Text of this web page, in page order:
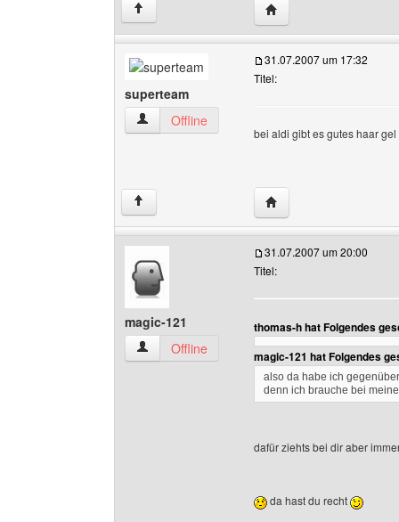
↑ Website dieses
superteam
superteam Benutzer-Profile anzeigen
Offline
31.07.2007 um 17:32
Titel:
bei aldi gibt es gutes haar
↑ Website dieses
magic-121
magic-121 Benutzer-Profile anzeigen
Offline
31.07.2007 um 20:00
Titel:
thomas-h hat Folgendes
magic-121 hat Folgendes
also da habe ich
denn ich brauche bei
dafür ziehts bei dir aber
da hast du recht